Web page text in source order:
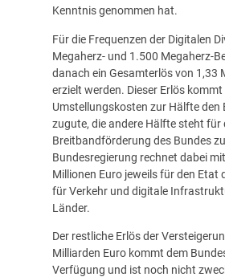
Kenntnis genommen hat.
Für die Frequenzen der Digitalen
Megaherz- und 1.500 Megaherz-
danach ein Gesamterlös von 1,33
erzielt werden. Dieser Erlös
Umstellungskosten zur Hälfte den
zugute, die andere Hälfte steht für
Breitbandförderung des Bundes
Bundesregierung rechnet dabei
Millionen Euro jeweils für den Etat
für Verkehr und digitale
Länder.
Der restliche Erlös der
Milliarden Euro kommt dem
Verfügung und ist noch nicht